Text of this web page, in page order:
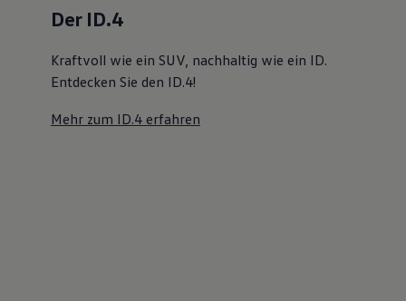
Individualisieren
Wallbox und Ladekabel
Dienste für Ihr Modell finden
Volkswagen Apps, Login und Shop
Handy und Fahrzeug verbinden
Über Ihr Auto